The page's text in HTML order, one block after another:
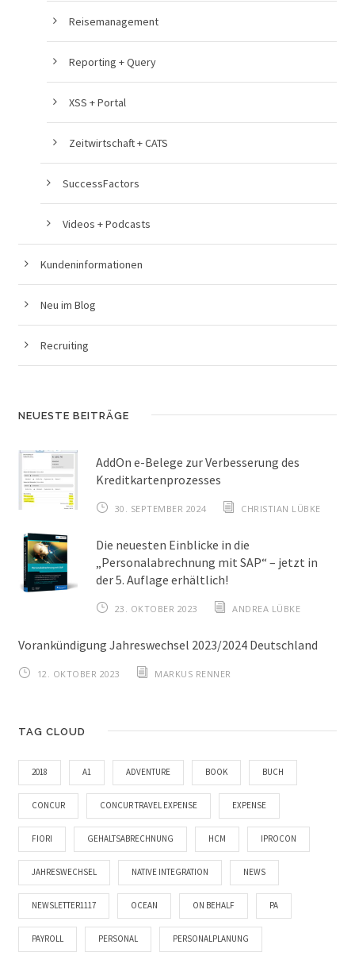
Reisemanagement
Reporting + Query
XSS + Portal
Zeitwirtschaft + CATS
SuccessFactors
Videos + Podcasts
Kundeninformationen
Neu im Blog
Recruiting
NEUESTE BEITRÄGE
AddOn e-Belege zur Verbesserung des
Kreditkartenprozesses
30. SEPTEMBER 2024 CHRISTIAN LÜBKE
Die neuesten Einblicke in die
„Personalabrechnung mit SAP“ – jetzt in
der 5. Auflage erhältlich!
23. OKTOBER 2023 ANDREA LÜBKE
Vorankündigung Jahreswechsel 2023/2024 Deutschland
12. OKTOBER 2023 MARKUS RENNER
TAG CLOUD
2018 A1 ADVENTURE BOOK BUCH
CONCUR CONCUR TRAVEL EXPENSE EXPENSE
FIORI GEHALTSABRECHNUNG HCM IPROCON
JAHRESWECHSEL NATIVE INTEGRATION NEWS
NEWSLETTER1117 OCEAN ON BEHALF PA
PAYROLL PERSONAL PERSONALPLANUNG